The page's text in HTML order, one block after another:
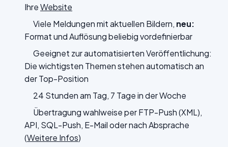
IhreWebsite
Viele Meldungen mit aktuellen Bildern, neu:
Format und Auflösung beliebig vordefinierbar
Geeignet zur automatisierten Veröffentlichung:
Die wichtigsten Themen stehen automatisch an
der Top-Position
24 Stunden am Tag, 7 Tage in der Woche
Übertragung wahlweise per FTP-Push (XML),
API, SQL-Push, E-Mail oder nach Absprache
(Weitere Infos)